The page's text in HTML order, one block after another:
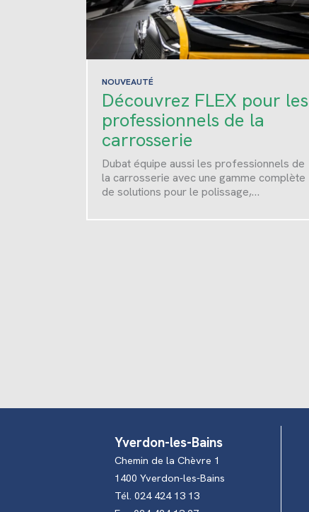
NOUVEAUTÉ
Découvrez FLEX pour les
professionnels de la
carrosserie
Dubat équipe aussi les professionnels de
la carrosserie avec une gamme complète
de solutions pour le polissage,…
Yverdon-les-Bains
Chemin de la Chèvre 1
1400 Yverdon-les-Bains
Tél. 024 424 13 13